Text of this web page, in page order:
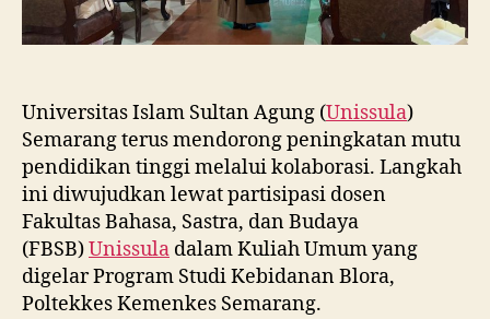
Universitas Islam Sultan Agung (Unissula)
Semarang terus mendorong peningkatan mutu
pendidikan tinggi melalui kolaborasi. Langkah
ini diwujudkan lewat partisipasi dosen
Fakultas Bahasa, Sastra, dan Budaya
(FBSB)Unissula dalam Kuliah Umum yang
digelar Program Studi Kebidanan Blora,
Poltekkes Kemenkes Semarang.